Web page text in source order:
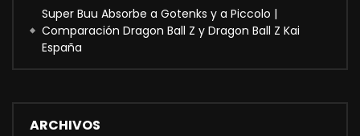
Super Buu Absorbe a Gotenks y a Piccolo |
Comparación Dragon Ball Z y Dragon Ball Z Kai
España
ARCHIVOS